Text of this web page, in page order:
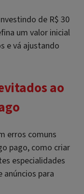
de R$ 30
um valor inicial
e vá ajustando
ao
erros comuns
pago, como criar
especialidades
para